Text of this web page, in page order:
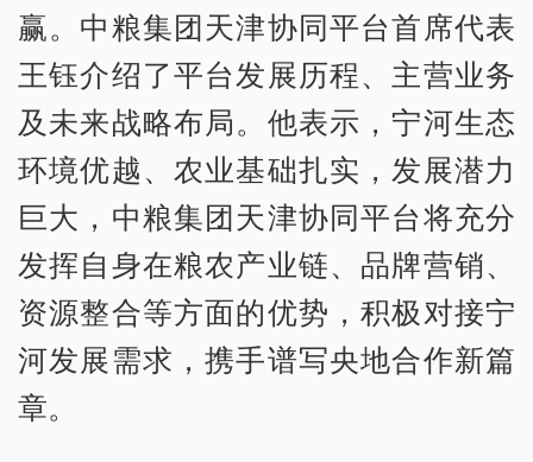
赢。中粮集团天津协同平台首席代表
王钰介绍了平台发展历程、主营业务
及未来战略布局。他表示，宁河生态
环境优越、农业基础扎实，发展潜力
巨大，中粮集团天津协同平台将充分
发挥自身在粮农产业链、品牌营销、
资源整合等方面的优势，积极对接宁
河发展需求，携手谱写央地合作新篇
章。